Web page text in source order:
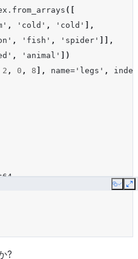
. from_arrays ([
, 'cold' , 'cold'
],
, 'fish' , 'spider'
]],
, 'animal'
])
2 , 0 , 8 ], name= 'legs' ,
index
Copy
?